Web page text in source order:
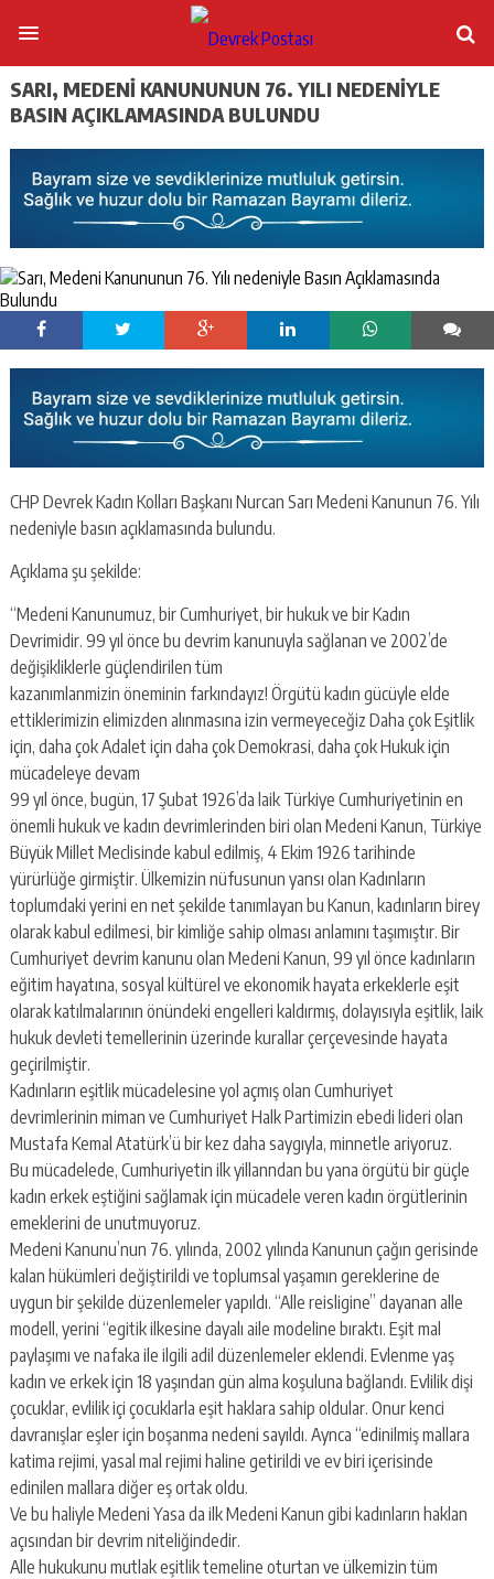
SARI, MEDENI KANUNUNUN 76. YILI NEDENIYLE
BASIN AÇIKLAMASINDA BULUNDU
CHP Devrek Kadın Kolları Başkanı Nurcan Sarı Medeni Kanunun 76. Yılı
nedeniyle basın açıklamasında bulundu.
Açıklama şu şekilde:
“Medeni Kanunumuz, bir Cumhuriyet, bir hukuk ve bir Kadın
Devrimidir. 99 yıl önce bu devrim kanunuyla sağlanan ve 2002’de
değişikliklerle güçlendirilen tüm
kazanımlanmizin öneminin farkındayız! Örgütü kadın gücüyle elde
ettiklerimizin elimizden alınmasına izin vermeyeceğiz Daha çok Eşitlik
için, daha çok Adalet için daha çok Demokrasi, daha çok Hukuk için
mücadeleye devam
99 yıl önce, bugün, 17 Şubat 1926’da laik Türkiye Cumhuriyetinin en
önemli hukuk ve kadın devrimlerinden biri olan Medeni Kanun, Türkiye
Büyük Millet Meclisinde kabul edilmiş, 4 Ekim 1926 tarihinde
yürürlüğe girmiştir. Ülkemizin nüfusunun yansı olan Kadınların
toplumdaki yerini en net şekilde tanımlayan bu Kanun, kadınların birey
olarak kabul edilmesi, bir kimliğe sahip olması anlamını taşımıştır. Bir
Cumhuriyet devrim kanunu olan Medeni Kanun, 99 yıl önce kadınların
eğitim hayatına, sosyal kültürel ve ekonomik hayata erkeklerle eşit
olarak katılmalarının önündeki engelleri kaldırmış, dolayısıyla eşitlik, laik
hukuk devleti temellerinin üzerinde kurallar çerçevesinde hayata
geçirilmiştir.
Kadınların eşitlik mücadelesine yol açmış olan Cumhuriyet
devrimlerinin miman ve Cumhuriyet Halk Partimizin ebedi lideri olan
Mustafa Kemal Atatürk’ü bir kez daha saygıyla, minnetle ariyoruz.
Bu mücadelede, Cumhuriyetin ilk yillanndan bu yana örgütü bir güçle
kadın erkek eştiğini sağlamak için mücadele veren kadın örgütlerinin
emeklerini de unutmuyoruz.
Medeni Kanunu’nun 76. yılında, 2002 yılında Kanunun çağın gerisinde
kalan hükümleri değiştirildi ve toplumsal yaşamın gereklerine de
uygun bir şekilde düzenlemeler yapıldı. “Alle reisligine” dayanan alle
modell, yerini “egitik ilkesine dayalı aile modeline bıraktı. Eşit mal
paylaşımı ve nafaka ile ilgili adil düzenlemeler eklendi. Evlenme yaş
kadın ve erkek için 18 yaşından gün alma koşuluna bağlandı. Evlilik dişi
çocuklar, evlilik içi çocuklarla eşit haklara sahip oldular. Onur kenci
davranışlar eşler için boşanma nedeni sayıldı. Aynca “edinilmiş mallara
katima rejimi, yasal mal rejimi haline getirildi ve ev biri içerisinde
edinilen mallara diğer eş ortak oldu.
Ve bu haliyle Medeni Yasa da ilk Medeni Kanun gibi kadınların haklan
açısından bir devrim niteliğindedir.
Alle hukukunu mutlak eşitlik temeline oturtan ve ülkemizin tüm